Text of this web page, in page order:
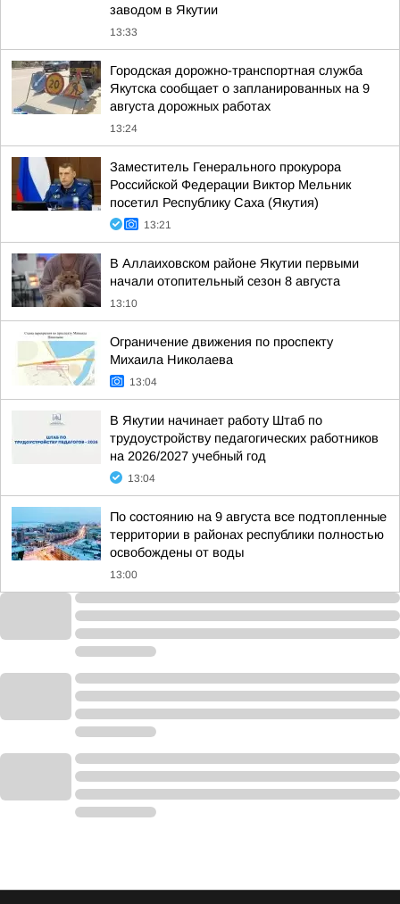
заводом в Якутии
13:33
Городская дорожно-транспортная служба
Якутска сообщает о запланированных на 9
августа дорожных работах
13:24
Заместитель Генерального прокурора
Российской Федерации Виктор Мельник
посетил Республику Саха (Якутия)
13:21
В Аллаиховском районе Якутии первыми
начали отопительный сезон 8 августа
13:10
Ограничение движения по проспекту
Михаила Николаева
13:04
В Якутии начинает работу Штаб по
трудоустройству педагогических работников
на 2026/2027 учебный год
13:04
По состоянию на 9 августа все подтопленные
территории в районах республики полностью
освобождены от воды
13:00